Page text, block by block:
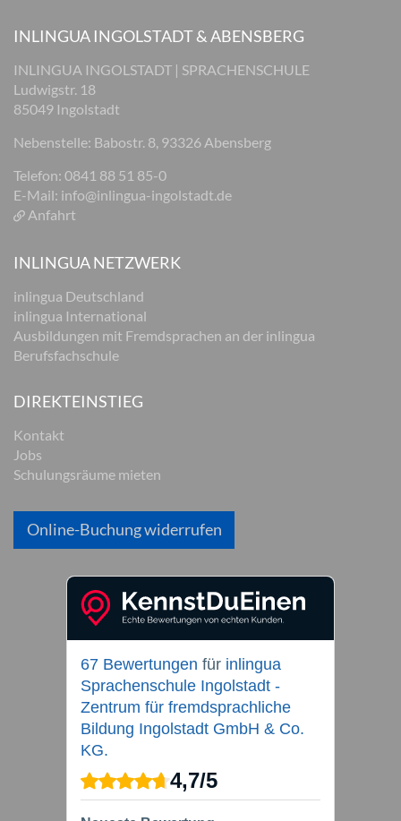
INLINGUA INGOLSTADT & ABENSBERG
INLINGUA INGOLSTADT | SPRACHENSCHULE
Ludwigstr. 18
85049 Ingolstadt
Nebenstelle: Babostr. 8, 93326 Abensberg
Telefon: 0841 88 51 85-0
E-Mail: info@inlingua-ingolstadt.de
Anfahrt
INLINGUA NETZWERK
inlingua Deutschland
inlingua International
Ausbildungen mit Fremdsprachen an der inlingua
Berufsfachschule
DIREKTEINSTIEG
Kontakt
Jobs
Schulungsräume mieten
Online-Buchung widerrufen
67 Bewertungen für inlingua
Sprachenschule Ingolstadt -
Zentrum für fremdsprachliche
Bildung Ingolstadt GmbH & Co.
KG.
4,7/5